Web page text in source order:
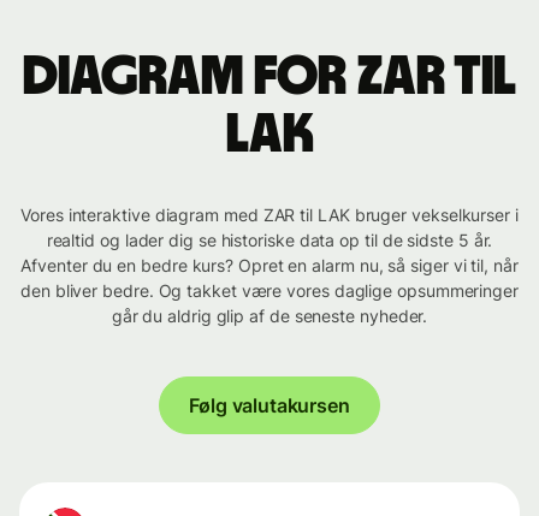
Diagram for ZAR til
LAK
Vores interaktive diagram med ZAR til LAK bruger vekselkurser i
realtid og lader dig se historiske data op til de sidste 5 år.
Afventer du en bedre kurs? Opret en alarm nu, så siger vi til, når
den bliver bedre. Og takket være vores daglige opsummeringer
går du aldrig glip af de seneste nyheder.
Følg valutakursen